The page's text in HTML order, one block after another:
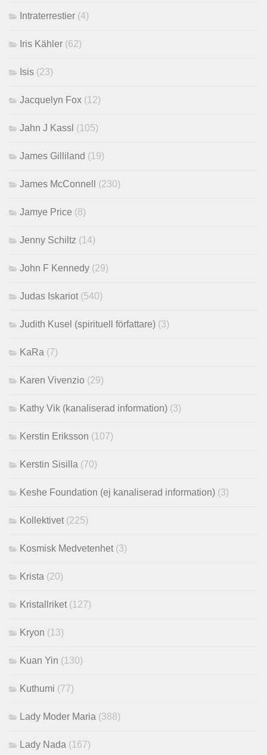
Intraterrestier (4)
Iris Kähler (62)
Isis (23)
Jacquelyn Fox (12)
Jahn J Kassl (105)
James Gilliland (19)
James McConnell (230)
Jamye Price (8)
Jenny Schiltz (14)
John F Kennedy (29)
Judas Iskariot (540)
Judith Kusel (spirituell författare) (3)
KaRa (7)
Karen Vivenzio (29)
Kathy Vik (kanaliserad information) (3)
Kerstin Eriksson (107)
Kerstin Sisilla (70)
Keshe Foundation (ej kanaliserad information) (3)
Kollektivet (225)
Kosmisk Medvetenhet (3)
Krista (20)
Kristallriket (127)
Kryon (13)
Kuan Yin (130)
Kuthumi (77)
Lady Moder Maria (388)
Lady Nada (167)